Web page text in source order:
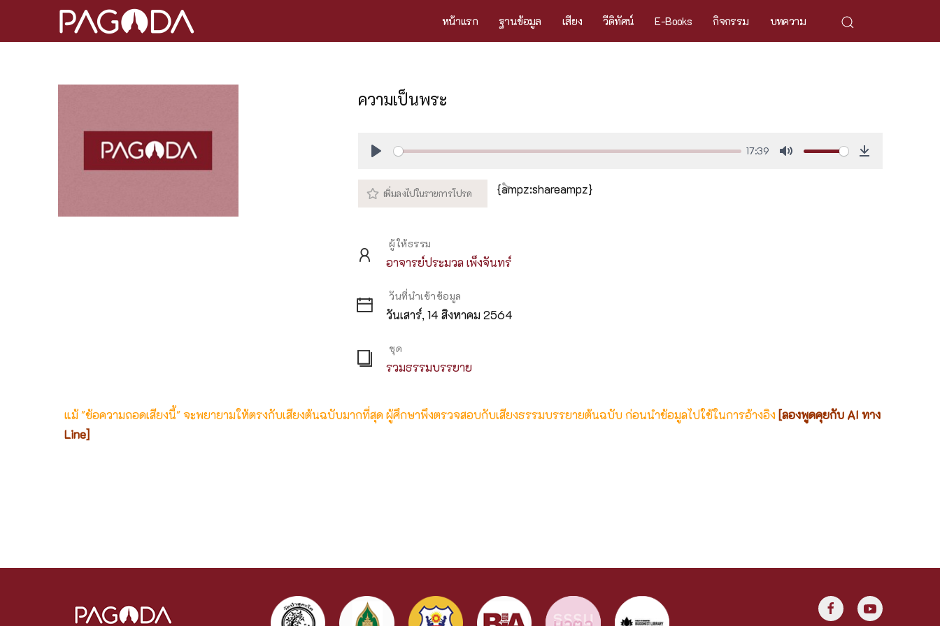
หน้าแรก ฐานข้อมูล เสียง วีดิทัศน์ E-Books กิจกรรม บทความ
ความเป็นพระ
17:39
{ampz:shareampz}
ผู้ให้ธรรม
อาจารย์ประมวล เพ็งจันทร์
วันที่นำเข้าข้อมูล
วันเสาร์, 14 สิงหาคม 2564
ชุด
รวมธรรมบรรยาย
แม้ "ข้อความถอดเสียงนี้" จะพยายามให้ตรงกับเสียงต้นฉบับมากที่สุด ผู้ศึกษาพึงตรวจสอบกับเสียงธรรมบรรยายต้นฉบับ ก่อนนำข้อมูลไปใช้ในการอ้างอิง [ลองพูดคุยกับ AI ทาง
Line]